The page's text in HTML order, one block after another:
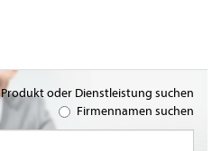
Produkt oder Dienstleistung suchen
Firmennamen suchen